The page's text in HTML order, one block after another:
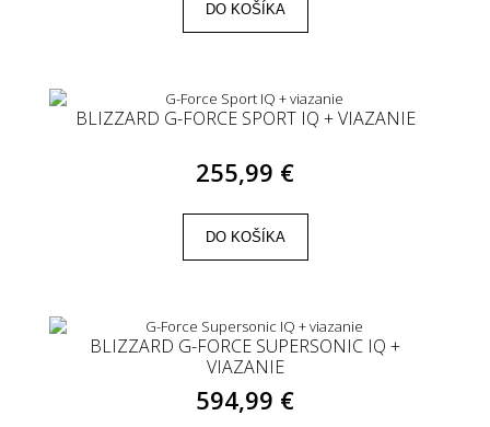
DO KOŠÍKA
BLIZZARD G-FORCE SPORT IQ + VIAZANIE
255,99 €
DO KOŠÍKA
BLIZZARD G-FORCE SUPERSONIC IQ +
VIAZANIE
594,99 €